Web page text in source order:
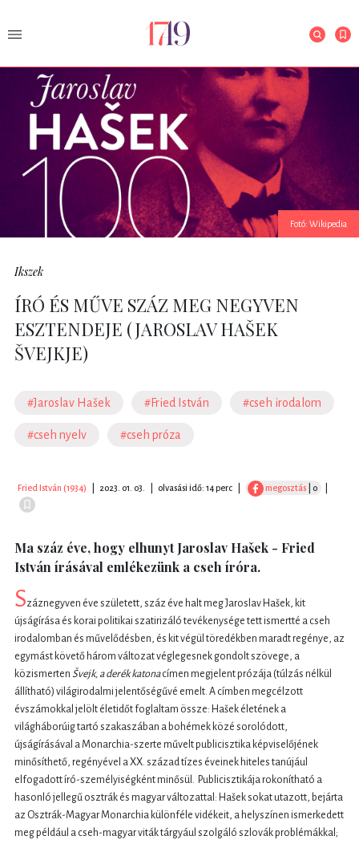
Fotó: Wikipedia
Ikszek
ÍRÓ ÉS MŰVE SZÁZ MEG NEGYVEN
ESZTENDEJE (JAROSLAV HAŠEK
ŠVEJKJE)
#Jaroslav Hašek #Fried István #cseh irodalom
#cseh nyelv #cseh próza
Fried István (1934) 2023. 01. 03. olvasási idő: 14 perc megosztás | 0
Ma száz éve, hogy elhunyt Jaroslav Hašek - Fried
István írásával emlékezünk a cseh íróra.
Száznegyven éve született, száz éve halt meg Jaroslav Hašek, kit
újságírása és korai politikai szatirizáló tevékenysége tett ismertté a cseh
irodalomban és művelődésben, és kit végül töredékben maradt regénye, az
egymást követő három változat véglegesnek gondolt szövege, a
közismerten Švejk, a derék katonacímen megjelent prózája (túlzás nélkül
állítható) világirodalmi jelentőségűvé emelt. A címben megcélzott
évszámokkal jelölt életidőt foglaltam össze: Hašek életének a
világháborúig tartó szakaszában a bohémek közé sorolódott,
újságírásával a Monarchia-szerte művelt publicisztika képviselőjének
minősíthető, regényével a XX. század tízes éveinek hiteles tanújául
elfogadott író-személyiségként minősül. Publicisztikája rokonítható a
hasonló jellegű osztrák és magyar változattal: Hašek sokat utazott, bejárta
az Osztrák-Magyar Monarchia különféle vidékeit, a helyszínen ismerkedett
meg például a cseh-magyar viták tárgyául szolgáló szlovák problémákkal;